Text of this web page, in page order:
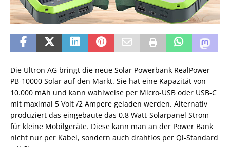
Die Ultron AG bringt die neue Solar Powerbank RealPower
PB-10000 Solar auf den Markt. Sie hat eine Kapazität von
10.000 mAh und kann wahlweise per Micro-USB oder USB-C
mit maximal 5 Volt /2 Ampere geladen werden. Alternativ
produziert das eingebaute das 0,8 Watt-Solarpanel Strom
für kleine Mobilgeräte. Diese kann man an der Power Bank
nicht nur per Kabel, sondern auch drahtlos per Qi-Standard